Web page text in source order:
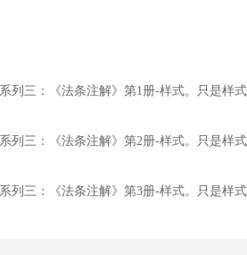
列三：《法条注解》第1册-样式。只是样
列三：《法条注解》第2册-样式。只是样
列三：《法条注解》第3册-样式。只是样